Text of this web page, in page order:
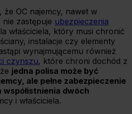
że OC najemcy, nawet w
zastępuje ubezpieczenia
właściciela, który musi chronić
instalacje czy elementy
wynajmującemu również
czynszu, które chroni dochód z
jedna polisa może być
ale pełne zabezpieczenie
współistnienia dwóch
i właściciela.